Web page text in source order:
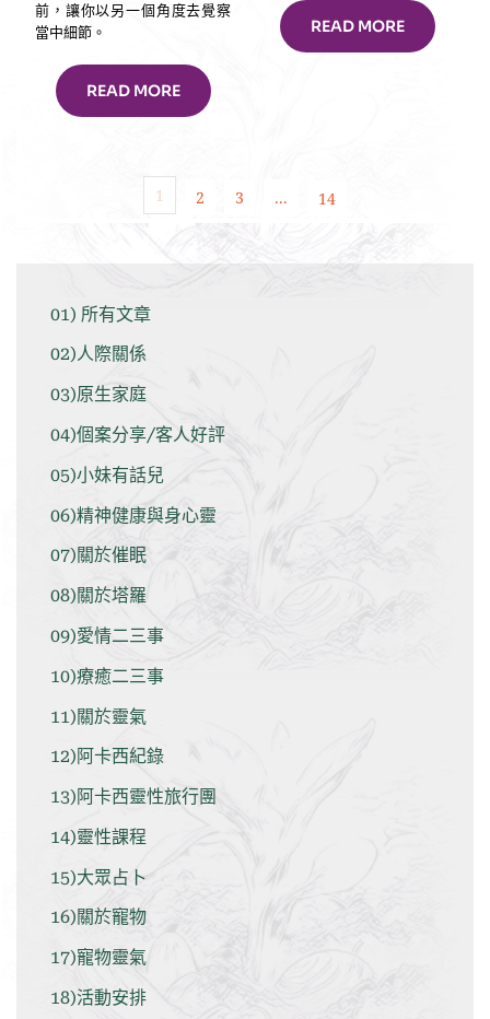
前，讓你以另一個角度去覺察
當中細節。
READ MORE
READ MORE
1 2 3 ... 14
01) 所有文章
02)人際關係
03)原生家庭
04)個案分享/客人好評
05)小妹有話兒
06)精神健康與身心靈
07)關於催眠
08)關於塔羅
09)愛情二三事
10)療癒二三事
11)關於靈氣
12)阿卡西紀錄
13)阿卡西靈性旅行團
14)靈性課程
15)大眾占卜
16)關於寵物
17)寵物靈氣
18)活動安排